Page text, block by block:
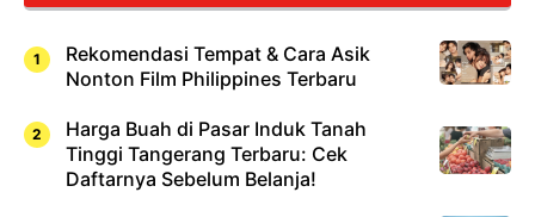
Rekomendasi Tempat & Cara Asik
Nonton Film Philippines Terbaru
Harga Buah di Pasar Induk Tanah
Tinggi Tangerang Terbaru: Cek
Daftarnya Sebelum Belanja!